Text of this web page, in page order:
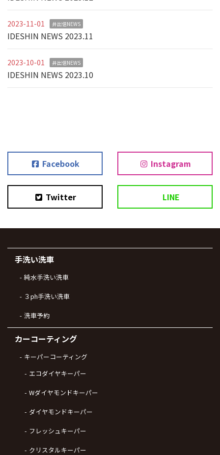
2023-11-01 井出信NEWS
IDESHIN NEWS 2023.11
2023-10-01 井出信NEWS
IDESHIN NEWS 2023.10
Facebook Instagram
Twitter LINE
手洗い洗車
純水手洗い洗車
３ph手洗い洗車
洗車予約
カーコーティング
キーパーコーティング
エコダイヤキーパー
Wダイヤモンドキーパー
ダイヤモンドキーパー
フレッシュキーパー
クリスタルキーパー